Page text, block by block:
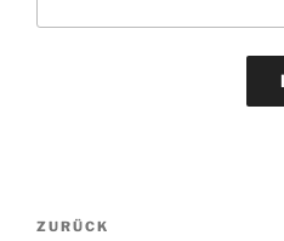
Beitragsnavigation
Vorheriger
ZURÜCK